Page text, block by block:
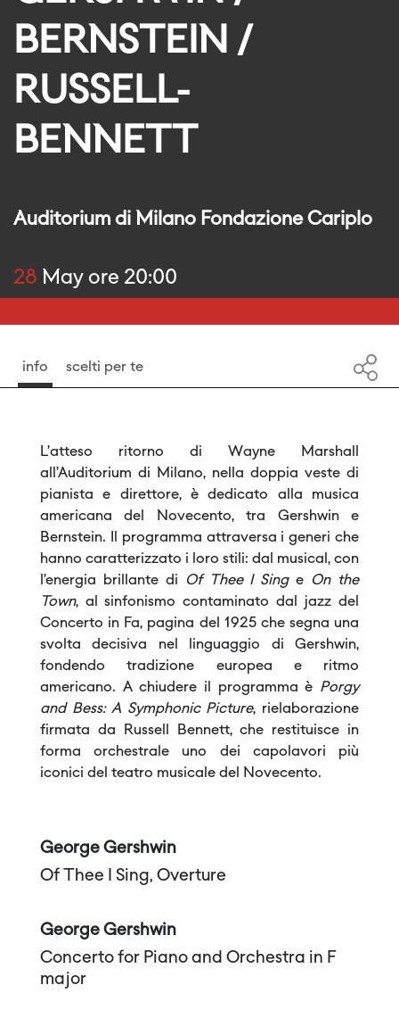
BERNSTEIN /
RUSSELL-
BENNETT
Auditorium di Milano Fondazione Cariplo
28 May ore 20:00
info scelti per te
L’atteso ritorno di Wayne Marshall
all’Auditorium di Milano, nella doppia veste di
pianista e direttore, è dedicato alla musica
americana del Novecento, tra Gershwin e
Bernstein. Il programma attraversa i generi che
hanno caratterizzato i loro stili: dal musical, con
l’energia brillante di
Of Thee I Singe
On the
Town, al sinfonismo contaminato dal jazz del
Concerto in Fa, pagina del 1925 che segna una
svolta decisiva nel linguaggio di Gershwin,
fondendo tradizione europea e ritmo
americano. A chiudere il programma è Porgy
and Bess: A Symphonic Picture, rielaborazione
firmata da Russell Bennett, che restituisce in
forma orchestrale uno dei capolavori più
iconici del teatro musicale del Novecento.
George Gershwin
Of Thee I Sing, Overture
George Gershwin
Concerto for Piano and Orchestra in F
major